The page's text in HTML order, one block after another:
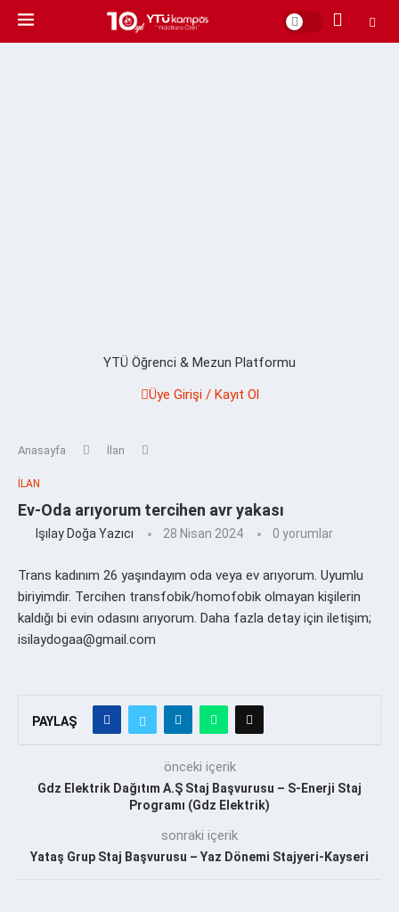
YTÜ Öğrenci & Mezun Platformu
Üye Girişi / Kayıt Ol
Anasayfa İlan
İLAN
Ev-Oda arıyorum tercihen avr yakası
Işılay Doğa Yazıcı 28 Nisan 2024 0 yorumlar
Trans kadınım 26 yaşındayım oda veya ev arıyorum. Uyumlu
biriyimdir. Tercihen transfobik/homofobik olmayan kişilerin
kaldığı bi evin odasını arıyorum. Daha fazla detay için iletişim;
isilaydogaa@gmail.com
PAYLAŞ
önceki içerik
Gdz Elektrik Dağıtım A.Ş Staj Başvurusu – S-Enerji Staj
Programı (Gdz Elektrik)
sonraki içerik
Yataş Grup Staj Başvurusu – Yaz Dönemi Stajyeri-Kayseri